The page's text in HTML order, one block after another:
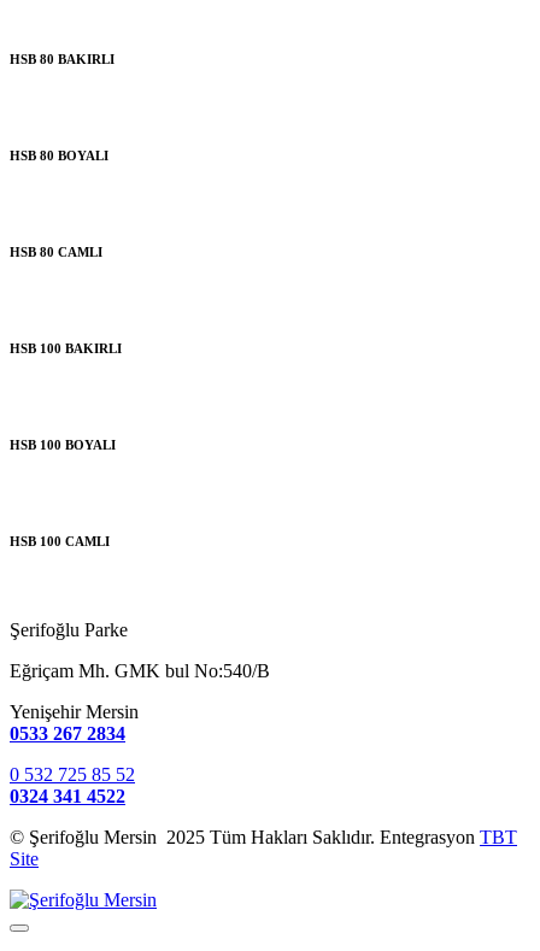
HSB 80 BAKIRLI
HSB 80 BOYALI
HSB 80 CAMLI
HSB 100 BAKIRLI
HSB 100 BOYALI
HSB 100 CAMLI
Şerifoğlu Parke
Eğriçam Mh. GMK bul No:540/B
Yenişehir Mersin
0533 267 2834
0 532 725 85 52
0324 341 4522
© Şerifoğlu Mersin 2025 Tüm Hakları Saklıdır. Entegrasyon TBT
Site